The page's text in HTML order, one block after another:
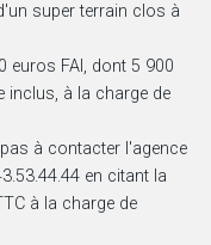
super terrain clos à
euros FAI, dont 5 900
inclus, à la charge de
à contacter l'agence
en citant la
à la charge de